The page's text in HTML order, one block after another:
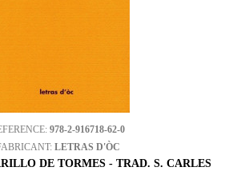
978-2-916718-62-0
LETRAS D'ÒC
DE TORMES - TRAD. S. CARLES